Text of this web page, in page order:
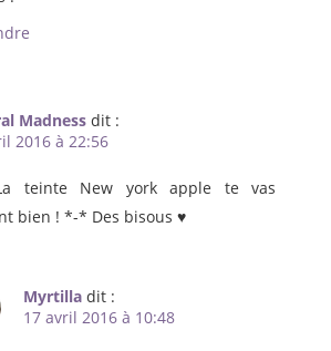
Madness dit :
2016 à 22:56
teinte New york apple te vas
bien ! *-* Des bisous ♥
Myrtilla dit :
17 avril 2016 à 10:48